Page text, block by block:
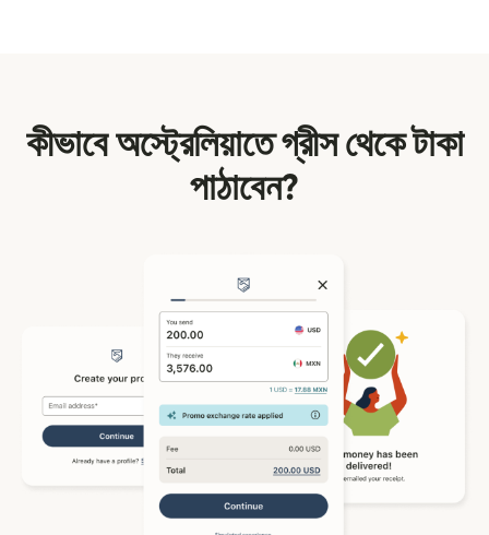
কীভাবে অস্ট্রেলিয়াতে গ্রীস থেকে টাকা
পাঠাবেন?